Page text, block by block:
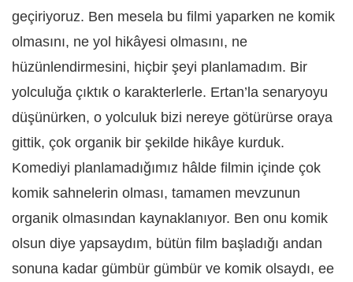
geçiriyoruz. Ben mesela bu filmi yaparken ne komik
olmasını, ne yol hikâyesi olmasını, ne
hüzünlendirmesini, hiçbir şeyi planlamadım. Bir
yolculuğa çıktık o karakterlerle. Ertan’la senaryoyu
düşünürken, o yolculuk bizi nereye götürürse oraya
gittik, çok organik bir şekilde hikâye kurduk.
Komediyi planlamadığımız hâlde filmin içinde çok
komik sahnelerin olması, tamamen mevzunun
organik olmasından kaynaklanıyor. Ben onu komik
olsun diye yapsaydım, bütün film başladığı andan
sonuna kadar gümbür gümbür ve komik olsaydı, ee